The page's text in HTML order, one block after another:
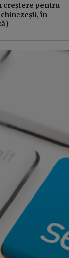
creștere pentru
în